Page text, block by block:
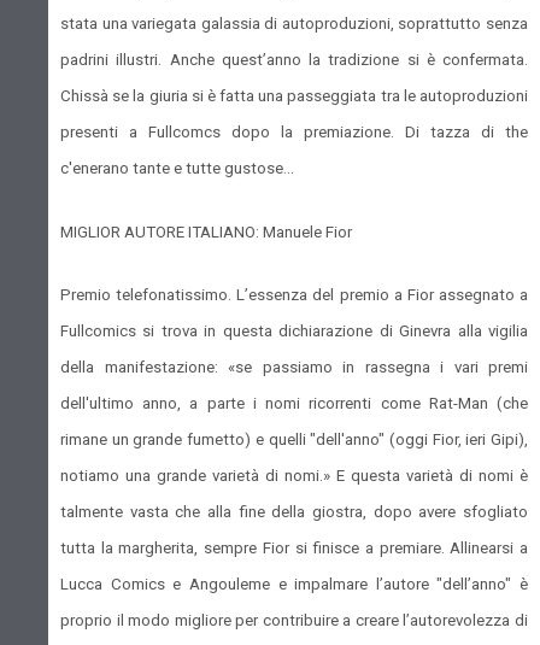
stata una variegata galassia di autoproduzioni, soprattutto senza
padrini illustri. Anche quest’anno la tradizione si è confermata.
Chissà se la giuria si è fatta una passeggiata tra le autoproduzioni
presenti a Fullcomcs dopo la premiazione. Di tazza di the
c'enerano tante e tutte gustose...
MIGLIOR AUTORE ITALIANO: Manuele Fior
Premio telefonatissimo. L’essenza del premio a Fior assegnato a
Fullcomics si trova in questa dichiarazione di Ginevra alla vigilia
della manifestazione: «se passiamo in rassegna i vari premi
dell'ultimo anno, a parte i nomi ricorrenti come Rat-Man (che
rimane un grande fumetto) e quelli "dell'anno" (oggi Fior, ieri Gipi),
notiamo una grande varietà di nomi.» E questa varietà di nomi è
talmente vasta che alla fine della giostra, dopo avere sfogliato
tutta la margherita, sempre Fior si finisce a premiare. Allinearsi a
Lucca Comics e Angouleme e impalmare l’autore "dell’anno" è
proprio il modo migliore per contribuire a creare l’autorevolezza di